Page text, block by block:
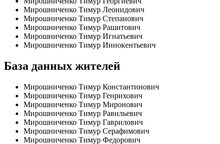
Мирошниченко Тимур Леонидович
Мирошниченко Тимур Степанович
Мирошниченко Тимур Рашитович
Мирошниченко Тимур Игнатьевич
Мирошниченко Тимур Иннокентьевич
База данных жителей
Мирошниченко Тимур Константинович
Мирошниченко Тимур Генрихович
Мирошниченко Тимур Миронович
Мирошниченко Тимур Равильевич
Мирошниченко Тимур Гаврилович
Мирошниченко Тимур Серафимович
Мирошниченко Тимур Федорович